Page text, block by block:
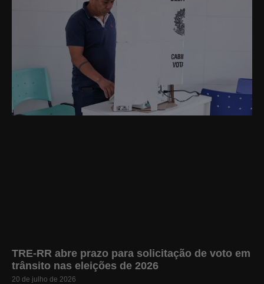
TRE-RR abre prazo para solicitação de voto em
trânsito nas eleições de 2026
20 de julho de 2026